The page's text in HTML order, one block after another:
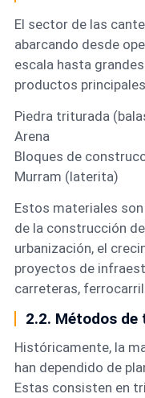
El sector de las
abarcando desde
escala hasta
productos
Piedra triturada
Arena
Bloques de
Murram (laterita)
Estos materiales
de la construcción
urbanización, el
proyectos de
carreteras,
2.2. Métodos
Históricamente, la
han dependido de
Estas consisten en